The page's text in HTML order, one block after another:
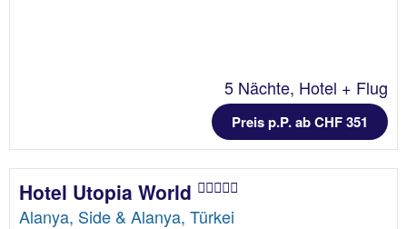
5 Nächte, Hotel + Flug
Preis p.P. ab CHF 351
Hotel Utopia World
Alanya, Side & Alanya, Türkei